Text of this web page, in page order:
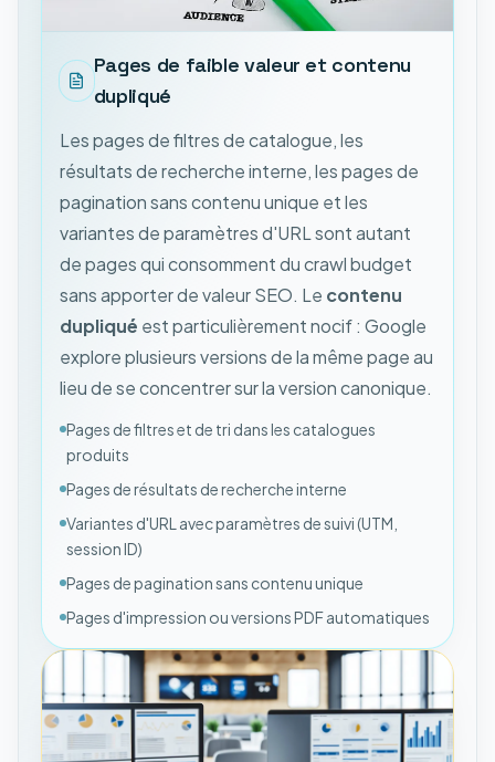
Pages de faible valeur et contenu
dupliqué
Les pages de filtres de catalogue, les
résultats de recherche interne, les pages de
pagination sans contenu unique et les
variantes de paramètres d'URL sont autant
de pages qui consomment du crawl budget
sans apporter de valeur SEO. Le contenu
dupliqué est particulièrement nocif : Google
explore plusieurs versions de la même page au
lieu de se concentrer sur la version canonique.
Pages de filtres et de tri dans les catalogues
produits
Pages de résultats de recherche interne
Variantes d'URL avec paramètres de suivi (UTM,
session ID)
Pages de pagination sans contenu unique
Pages d'impression ou versions PDF automatiques